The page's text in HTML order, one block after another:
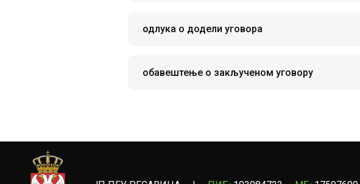
одлука о додели уговора
обавештење о закљученом уговору